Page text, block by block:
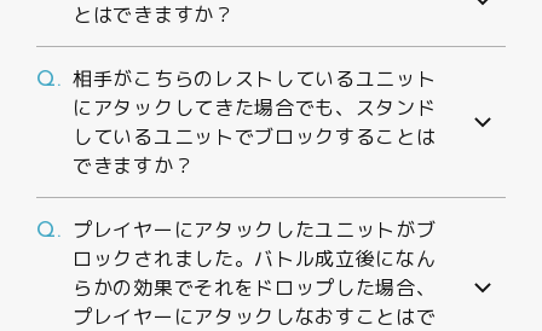
とはできますか？
Q. 相手がこちらのレストしているユニット
にアタックしてきた場合でも、スタンド
しているユニットでブロックすることは
できますか？
Q. プレイヤーにアタックしたユニットがブ
ロックされました。バトル成立後になん
らかの効果でそれをドロップした場合、
プレイヤーにアタックしなおすことはで